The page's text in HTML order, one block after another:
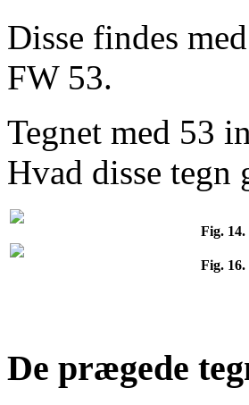
Disse findes
FW 53.
Tegnet med 53
Hvad disse
Fig. 14.
Fig. 16.
De prægede